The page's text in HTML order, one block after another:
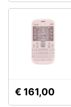
Animali
Telefono
€ 161,00